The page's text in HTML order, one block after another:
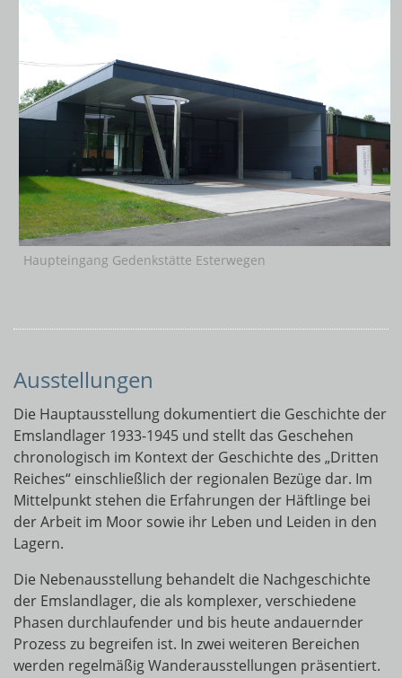
Haupteingang Gedenkstätte Esterwegen
Ausstellungen
Die Hauptausstellung dokumentiert die Geschichte der
Emslandlager 1933-1945 und stellt das Geschehen
chronologisch im Kontext der Geschichte des „Dritten
Reiches“ einschließlich der regionalen Bezüge dar. Im
Mittelpunkt stehen die Erfahrungen der Häftlinge bei
der Arbeit im Moor sowie ihr Leben und Leiden in den
Lagern.
Die Nebenausstellung behandelt die Nachgeschichte
der Emslandlager, die als komplexer, verschiedene
Phasen durchlaufender und bis heute andauernder
Prozess zu begreifen ist. In zwei weiteren Bereichen
werden regelmäßig Wanderausstellungen präsentiert.